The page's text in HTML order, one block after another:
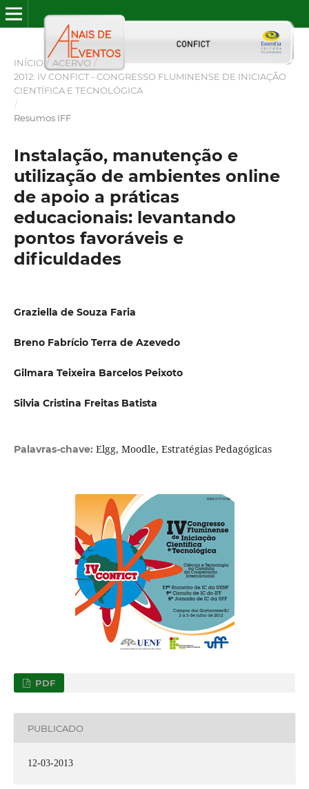
INÍCIO / ACERVO /
2012: IV CONFICT - CONGRESSO FLUMINENSE DE INICIAÇÃO
CIENTÍFICA E TECNOLÓGICA
/
Resumos IFF
Instalação, manutenção e
utilização de ambientes online
de apoio a práticas
educacionais: levantando
pontos favoráveis e
dificuldades
Graziella de Souza Faria
Breno Fabrício Terra de Azevedo
Gilmara Teixeira Barcelos Peixoto
Silvia Cristina Freitas Batista
Palavras-chave: Elgg, Moodle, Estratégias Pedagógicas
PDF
PUBLICADO
12-03-2013